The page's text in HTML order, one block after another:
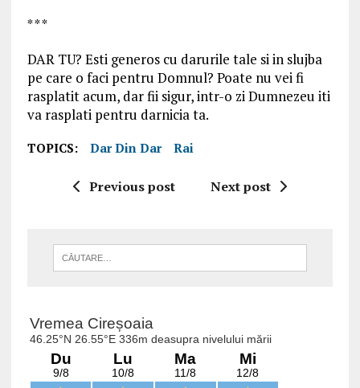
* * *
DAR TU? Esti generos cu darurile tale si in slujba
pe care o faci pentru Domnul? Poate nu vei fi
rasplatit acum, dar fii sigur, intr-o zi Dumnezeu iti
va rasplati pentru darnicia ta.
TOPICS: Dar Din Dar Rai
Previous post Next post